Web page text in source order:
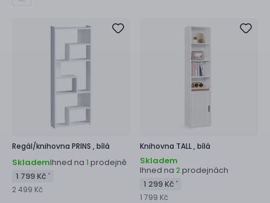
Regál/knihovna PRINS ,bílá
SklademIhned na 1 prodejně
1 799 Kč *
2 499 Kč
Knihovna TALL ,bílá
Skladem
Ihned na 2 prodejnách
1 299 Kč *
1 799 Kč